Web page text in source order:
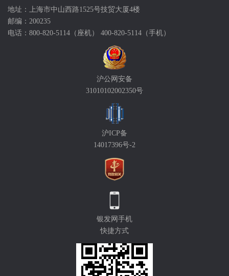
地址：上海市中山西路1525号技贸大厦4楼
邮编：200235
电话：800-820-5114（座机） 400-820-5114（手机）
沪公网安备
31010102002350号
沪ICP备
14017396号-2
银发网手机
快捷方式